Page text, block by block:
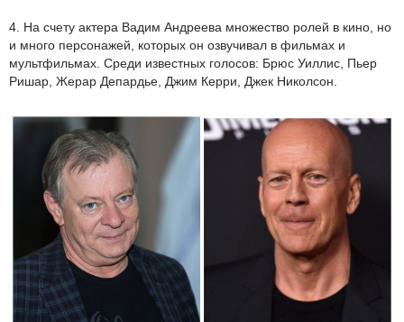
4. На счету актера Вадим Андреева множество ролей в кино, но
и много персонажей, которых он озвучивал в фильмах и
мультфильмах. Среди известных голосов: Брюс Уиллис, Пьер
Ришар, Жерар Депардье, Джим Керри, Джек Николсон.